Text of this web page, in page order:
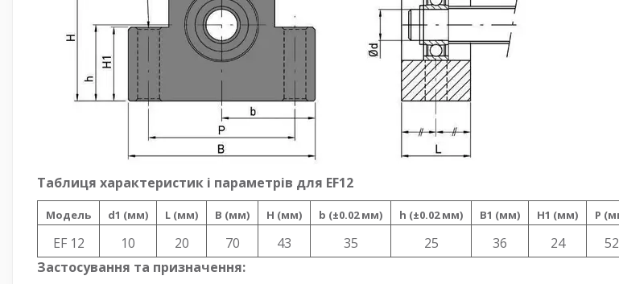
Таблиця характеристик і параметрів для EF12
Модель d1 (мм) L (мм) B (мм) H (мм) b (±0.02 мм) h (±0.02 мм) B1 (мм) H1 (мм) P
EF 12 10 20 70 43 35 25 36 24 52
Застосування та призначення: